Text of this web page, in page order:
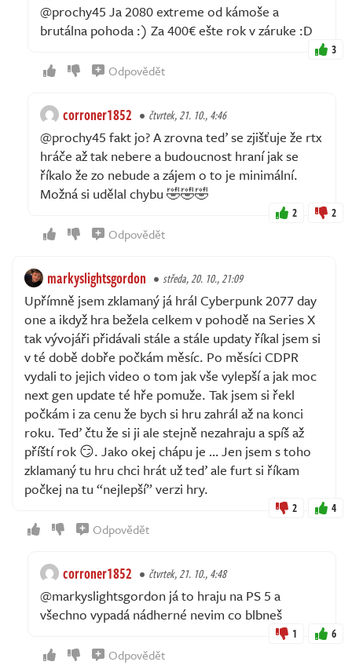
@prochy45 Ja 2080 extreme od kámoše a
brutálna pohoda :) Za 400€ ešte rok v záruke :D
3
Odpovědět
corroner1852 čtvrtek, 21. 10., 4:46
@prochy45 fakt jo? A zrovna teď se zjišťuje že rtx
hráče až tak nebere a budoucnost hraní jak se
říkalo že zo nebude a zájem o to je minimální.
Možná si udělal chybu 🤣🤣🤣
2 2
Odpovědět
markyslightsgordon středa, 20. 10., 21:09
Upřímně jsem zklamaný já hrál Cyberpunk 2077 day
one a ikdyž hra bežela celkem v pohodě na Series X
tak vývojáři přidávali stále a stále updaty říkal jsem si
v té době dobře počkám měsíc. Po měsíci CDPR
vydali to jejich video o tom jak vše vylepší a jak moc
next gen update té hře pomuže. Tak jsem si řekl
počkám i za cenu že bych si hru zahrál až na konci
roku. Teď čtu že si ji ale stejně nezahraju a spíš až
příští rok 😏. Jako okej chápu je … Jen jsem s toho
zklamaný tu hru chci hrát už teď ale furt si říkam
počkej na tu “nejlepší” verzi hry.
2 4
Odpovědět
corroner1852 čtvrtek, 21. 10., 4:48
@markyslightsgordon já to hraju na PS 5 a
všechno vypadá nádherné nevim co blbneš
1 6
Odpovědět